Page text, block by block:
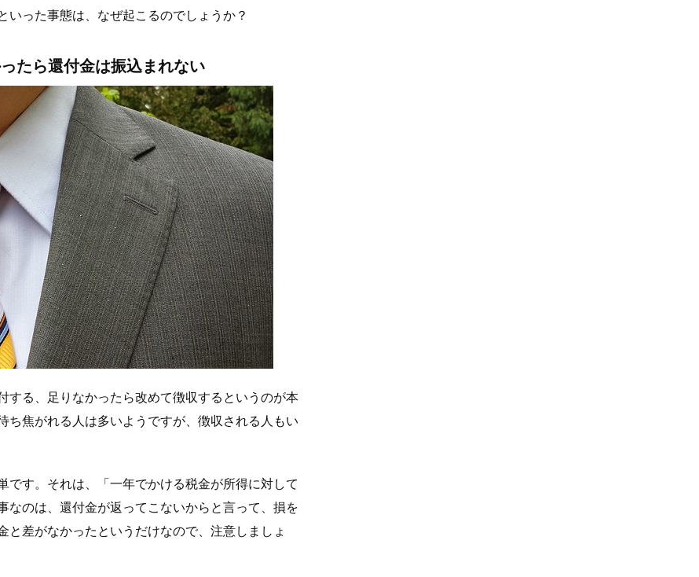
いった事態は、なぜ起こるのでしょうか？
たら還付金は振込まれない
する、足りなかったら改めて徴収するというのが本
ち焦がれる人は多いようですが、徴収される人もい
です。それは、「一年でかける税金が所得に対して
なのは、還付金が返ってこないからと言って、損を
と差がなかったというだけなので、注意しましょ